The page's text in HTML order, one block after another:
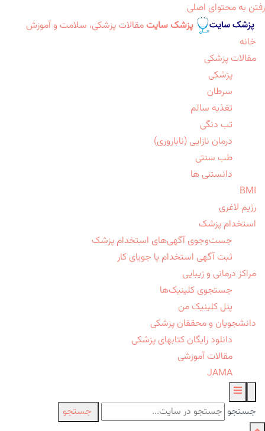
رفتن به محتوای اصلی
پزشک سایت مقالات پزشکی، سلامت و آموزش
خانه
مقالات پزشکی
پزشکی
سرطان
تغذیه سالم
تب دنگی
درمان نازایی (ناباروری)
طب سنتی
دانستنی ها
BMI
رژیم لاغری
استخدام پزشک
جست‌وجوی آگهی‌های استخدام پزشک
ثبت آگهی استخدام یا جویای کار
مراکز درمانی و زیبایی
جستجوی کلینیک‌ها
پنل کلینیک من
دانشجویان و محققان پزشکی
دانلود رایگان کتابهای پزشکی
مقالات آموزشی
JAMA
جستجو جستجو